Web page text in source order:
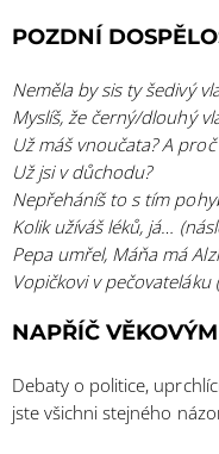
POZDNÍ
Neměla by sis ty šedivý
Myslíš, že černý/dlouhý
Už máš vnoučata? A proč
Už jsi v důchodu?
Nepřeháníš to s tím
Kolik užíváš léků, já…
Pepa umřel, Máňa má
Vopičkovi v pečovateláku
NAPŘÍČ
Debaty o politice,
jste všichni stejného